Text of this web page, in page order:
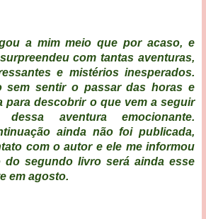
a mim meio que por acaso, e
com tantas aventuras,
e mistérios inesperados.
sem sentir o passar das horas e
para descobrir o que vem a seguir
aventura emocionante.
ainda não foi publicada,
com o autor e ele me informou
do segundo livro será ainda esse
em agosto.